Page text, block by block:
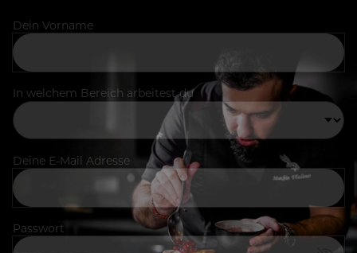
Dein Vorname
In welchem Bereich arbeitest du
Deine E-Mail Adresse
Passwort